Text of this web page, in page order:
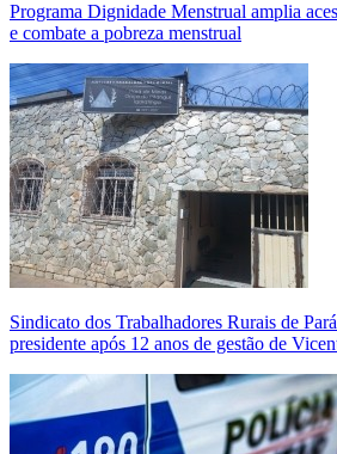
Programa Dignidade Menstrual amplia
e combate a pobreza menstrual
Sindicato dos Trabalhadores Rurais de
presidente após 12 anos de gestão de